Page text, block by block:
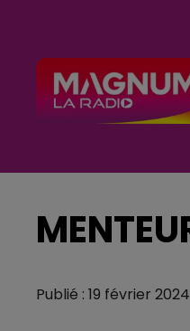
Publié : 19 février